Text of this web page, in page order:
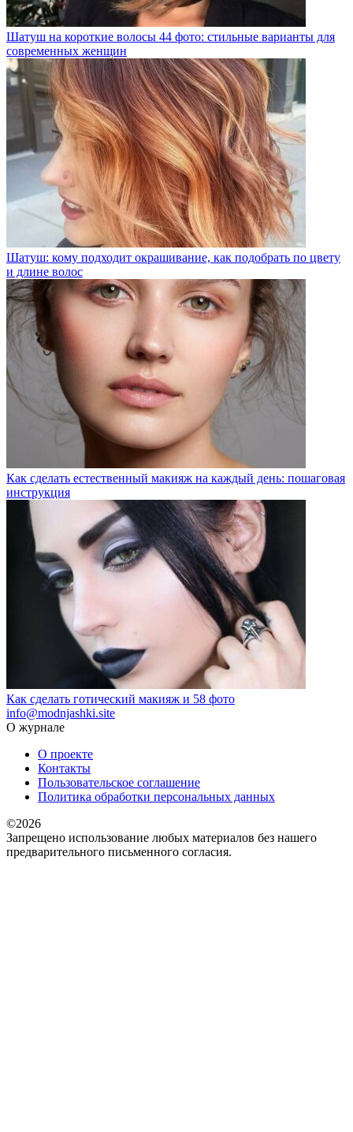
Шатуш на короткие волосы 44 фото: стильные варианты для
современных женщин
Шатуш: кому подходит окрашивание, как подобрать по цвету
и длине волос
Как сделать естественный макияж на каждый день: пошаговая
инструкция
Как сделать готический макияж и 58 фото
info@modnjashki.site
О журнале
О проекте
Контакты
Пользовательское соглашение
Политика обработки персональных данных
©2026
Запрещено использование любых материалов без нашего
предварительного письменного согласия.